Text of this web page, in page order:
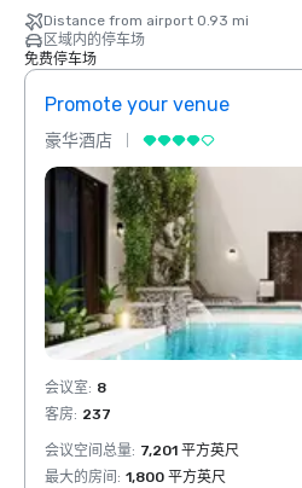
Distance from airport 0.93 mi
区域内的停车场
免费停车场
Promote your venue
豪华酒店
会议室: 8
客房: 237
会议空间总量: 7,201 平方英尺
最大的房间 : 1,800 平方英尺